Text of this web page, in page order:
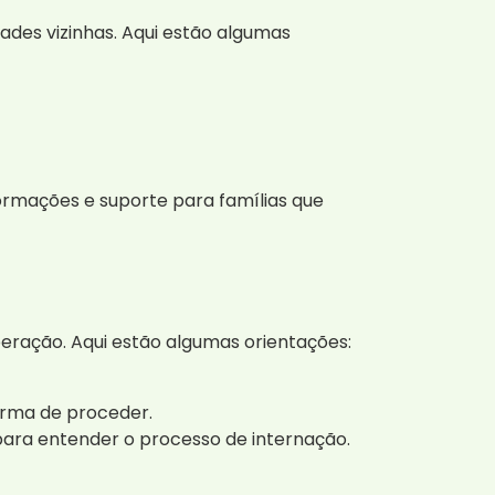
vizinhas. Aqui estão algumas
e suporte para famílias que
Aqui estão algumas orientações:
de proceder.
entender o processo de internação.